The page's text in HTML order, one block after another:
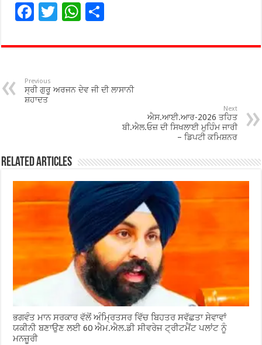
F
e
o
o
T
tt
W
at
p
ar
Previous
ਸ੍ਰੀ ਗੁਰੂ ਅਰਜਨ ਦੇਵ ਜੀ ਦੀ ਲਾਸਾਨੀ
ਸ਼ਹਾਦਤ
Next
ਐਸ.ਆਈ.ਆਰ-2026 ਤਹਿਤ
ਬੀ.ਐਲ.ਓਜ਼ ਦੀ ਸਿਖਲਾਈ ਮੁਹਿੰਮ ਜਾਰੀ
– ਡਿਪਟੀ ਕਮਿਸ਼ਨਰ
Related Articles
ਭਗਵੰਤ ਮਾਨ ਸਰਕਾਰ ਵੱਲੋਂ ਅੰਮ੍ਰਿਤਸਰ ਵਿੱਚ ਬਿਹਤਰ ਸਵੱਛਤਾ ਸੇਵਾਵਾਂ
ਯਕੀਨੀ ਬਣਾਉਣ ਲਈ 60 ਐਮ.ਐਲ.ਡੀ ਸੀਵਰੇਜ ਟ੍ਰੀਟਮੈਂਟ ਪਲਾਂਟ ਨੂੰ
ਮਨਜ਼ੂਰੀ